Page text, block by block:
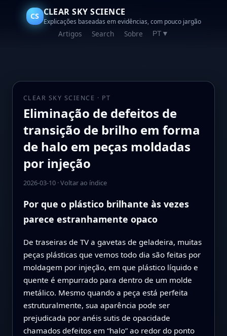
CS CLEAR SKY SCIENCE
Explicações baseadas em evidências, com pouco jargão
Artigos Search Sobre PT ▼
CLEAR SKY SCIENCE · PT
Eliminação de defeitos de
transição de brilho em forma
de halo em peças moldadas
por injeção
2026-03-10·Voltar ao índice
Por que o plástico brilhante às vezes
parece estranhamente opaco
De traseiras de TV a gavetas de geladeira, muitas
peças plásticas que vemos todo dia são feitas por
moldagem por injeção, em que plástico líquido e
quente é empurrado para dentro de um molde
metálico. Mesmo quando a peça está perfeita
estruturalmente, sua aparência pode ser
prejudicada por anéis sutis de opacidade
chamados defeitos em “halo” ao redor do ponto